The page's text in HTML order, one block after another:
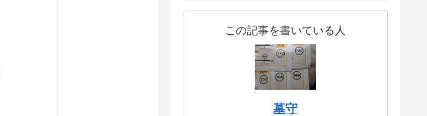
この記事を書いている人
墓守